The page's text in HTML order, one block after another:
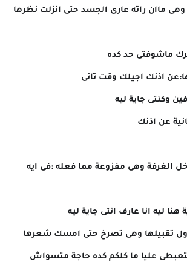
وهى ماان راته عارى الجسد حتى انزلت نظرها
ماشوفتى حد كده
اذنك اجيلك وقت تانى
وكنتى جاية ليه
عن اذنك
الغرفة وهى مفزوعة مما فعله :فى ايه
هنا ليه انا عارف انتى جاية ليه
تقبيلها وهى تصرخ حتى امسك شعرها
عليا ما كلكم كده حاجة متسواش